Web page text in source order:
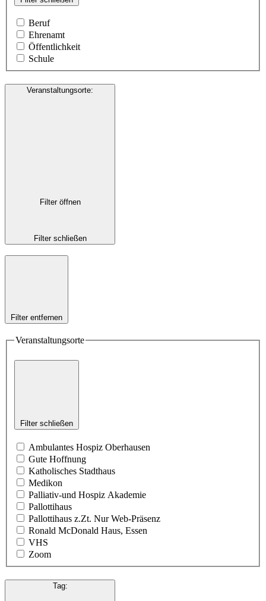
Beruf
Ehrenamt
Öffentlichkeit
Schule
Veranstaltungsorte:
Filter öffnen
Filter schließen
Filter entfernen
Veranstaltungsorte
Filter schließen
Ambulantes Hospiz Oberhausen
Gute Hoffnung
Katholisches Stadthaus
Medikon
Palliativ-und Hospiz Akademie
Pallottihaus
Pallottihaus z.Zt. Nur Web-Präsenz
Ronald McDonald Haus, Essen
VHS
Zoom
Tag: